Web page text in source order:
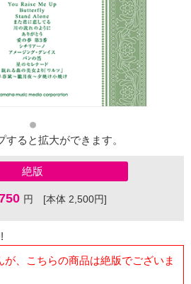
すると拡大ができます。
絶版
円 [本体 2,500円]
、こちらの商品は絶版でございま